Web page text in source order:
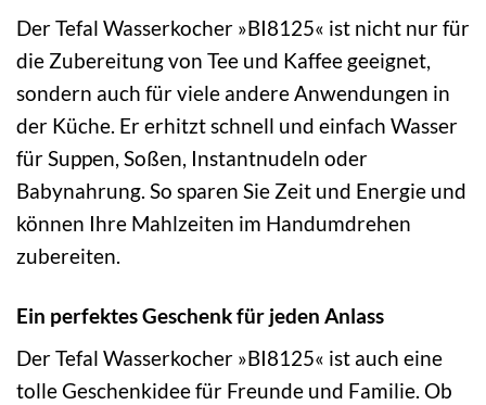
Der Tefal Wasserkocher »BI8125« ist nicht nur für
die Zubereitung von Tee und Kaffee geeignet,
sondern auch für viele andere Anwendungen in
der Küche. Er erhitzt schnell und einfach Wasser
für Suppen, Soßen, Instantnudeln oder
Babynahrung. So sparen Sie Zeit und Energie und
können Ihre Mahlzeiten im Handumdrehen
zubereiten.
Ein perfektes Geschenk für jeden Anlass
Der Tefal Wasserkocher »BI8125« ist auch eine
tolle Geschenkidee für Freunde und Familie. Ob